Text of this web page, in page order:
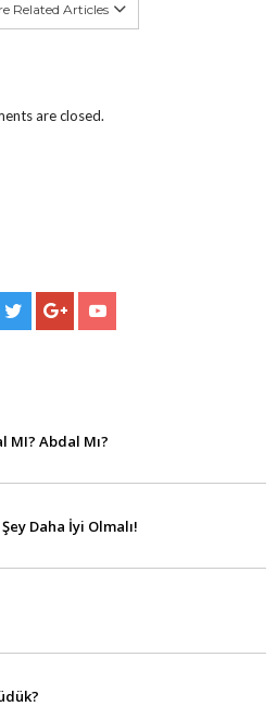
Related Articles
are closed.
MI? Abdal Mı?
Daha İyi Olmalı!